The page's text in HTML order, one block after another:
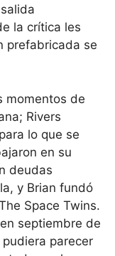
la crítica les
prefabricada se
momentos de
Rivers
lo que se
en su
deudas
y Brian fundó
Space Twins.
septiembre de
pudiera parecer